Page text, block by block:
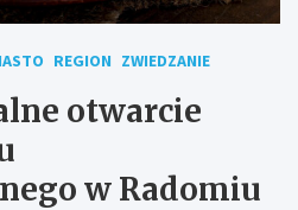
REGION ZWIEDZANIE
otwarcie
w Radomiu